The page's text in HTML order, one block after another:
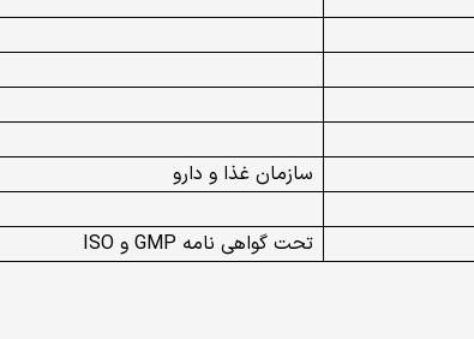
سازمان غذا و دارو
تحت گواهی نامه GMP و ISO